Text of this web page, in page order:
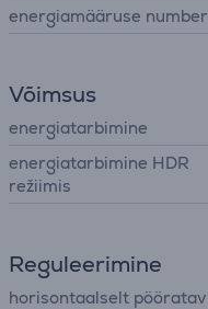
energiamääruse number
Võimsus
energiatarbimine
energiatarbimine HDR
režiimis
Reguleerimine
horisontaalselt pööratav